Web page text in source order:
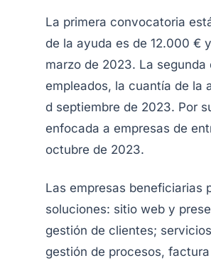
La primera convocatoria
de la ayuda es de 12.000 €
marzo de 2023. La
empleados, la cuantía de la
d septiembre de 2023. Por
enfocada a empresas de
octubre de 2023.
Las empresas beneficiarias
soluciones: sitio web y
gestión de clientes;
gestión de procesos,